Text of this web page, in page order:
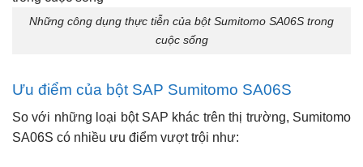
Những công dụng thực tiễn của bột Sumitomo SA06S trong
cuộc sống
Ưu điểm của bột SAP Sumitomo SA06S
So với những loại bột SAP khác trên thị trường, Sumitomo
SA06S có nhiều ưu điểm vượt trội như: